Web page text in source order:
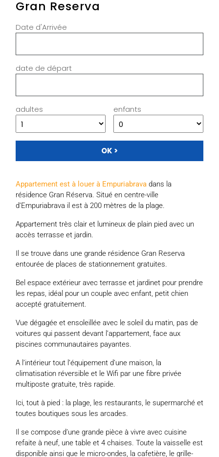
Gran Reserva
Date d'Arrivée
date de départ
adultes enfants
Appartement est à louer à Empuriabrava dans la
résidence Gran Réserva. Situé en centre-ville
d’Empuriabrava il est à 200 mètres de la plage.
Appartement très clair et lumineux de plain pied avec un
accès terrasse et jardin.
Il se trouve dans une grande résidence Gran Reserva
entourée de places de stationnement gratuites.
Bel espace extérieur avec terrasse et jardinet pour prendre
les repas, idéal pour un couple avec enfant, petit chien
accepté gratuitement.
Vue dégagée et ensoleillée avec le soleil du matin, pas de
voitures qui passent devant l’appartement, face aux
piscines communautaires payantes.
A l’intérieur tout l’équipement d’une maison, la
climatisation réversible et le Wifi par une fibre privée
multiposte gratuite, très rapide.
Ici, tout à pied : la plage, les restaurants, le supermarché et
toutes boutiques sous les arcades.
Il se compose d’une grande pièce à vivre avec cuisine
refaite à neuf, une table et 4 chaises. Toute la vaisselle est
disponible ainsi que le micro-ondes, la cafetière, le grille-